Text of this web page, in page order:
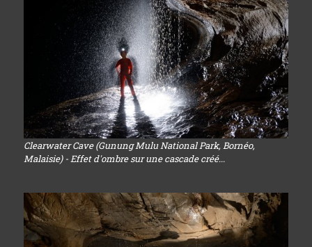
Clearwater Cave (Gunung Mulu National Park, Bornéo,
Malaisie) - Effet d'ombre sur une cascade créé...